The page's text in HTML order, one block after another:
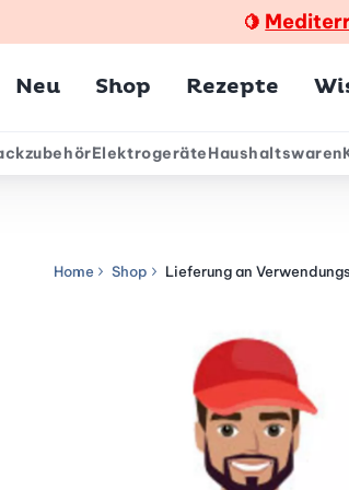
🍋
Neu Shop Rezepte
ElektrogeräteHaushaltswaren
Home Shop Lieferung an